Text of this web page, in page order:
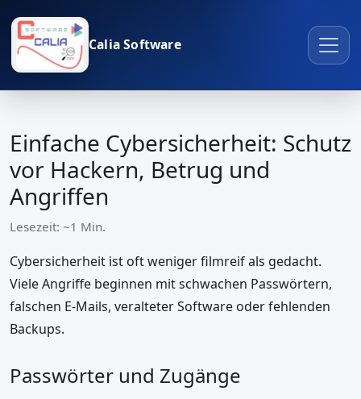
Calia Software
Einfache Cybersicherheit: Schutz
vor Hackern, Betrug und
Angriffen
Lesezeit: ~1 Min.
Cybersicherheit ist oft weniger filmreif als gedacht.
Viele Angriffe beginnen mit schwachen Passwörtern,
falschen E-Mails, veralteter Software oder fehlenden
Backups.
Passwörter und Zugänge